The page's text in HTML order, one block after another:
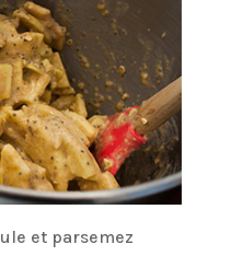
et parsemez